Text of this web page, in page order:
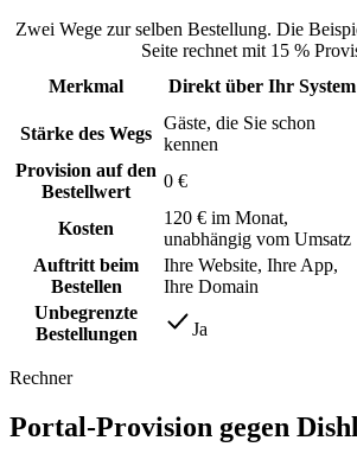
Zwei Wege zur selben Bestellung. Die
Seite rechnet mit 15 %
Merkmal
Direkt über Ihr System
Stärke des Wegs
Gäste, die Sie schon
kennen
Provision auf den
Bestellwert
0 €
Kosten
120 € im Monat,
unabhängig vom Umsatz
Auftritt beim
Bestellen
Ihre Website, Ihre App,
Ihre Domain
Unbegrenzte
Bestellungen
Ja
Rechner
Portal-Provision gegen